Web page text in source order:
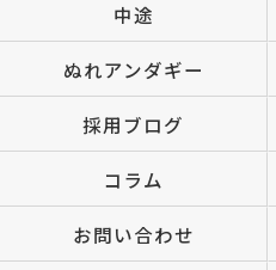
中途
ぬれアンダギー
採用ブログ
コラム
お問い合わせ